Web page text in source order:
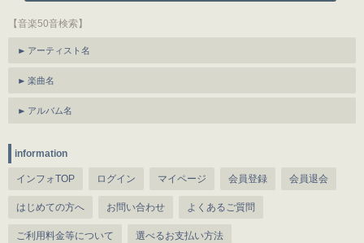
【音楽50音検索】
アーティスト名
楽曲名
アルバム名
information
インフォTOP ログイン マイページ 会員登録 会員退会
はじめての方へ お問い合わせ よくあるご質問
ご利用料金等について 選べるお支払い方法